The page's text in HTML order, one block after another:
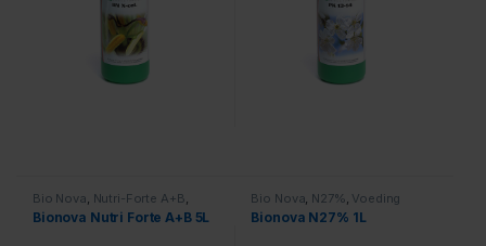
Bio Nova Nutri-Forte A+B
Voeding
Bionova Nutri Forte A+B 5L
Bio Nova N27% Voeding
Bionova N27% 1L